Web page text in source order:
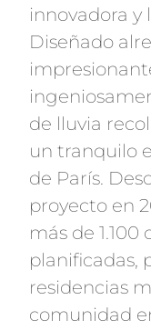
innovadora y
Diseñado
de lluvia
un tranquilo
de París.
proyecto en
más de 1.100
planificadas,
residencias
comunidad